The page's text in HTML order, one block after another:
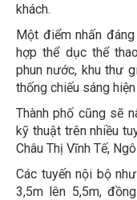
khách.
Một điểm nhấn
hợp thể dục thể
phun nước, khu thư
thống chiếu sáng
Thành phố cũng sẽ
kỹ thuật trên nhiều
Châu Thị Vĩnh Tế,
Các tuyến nội bộ
3,5m lên 5,5m,